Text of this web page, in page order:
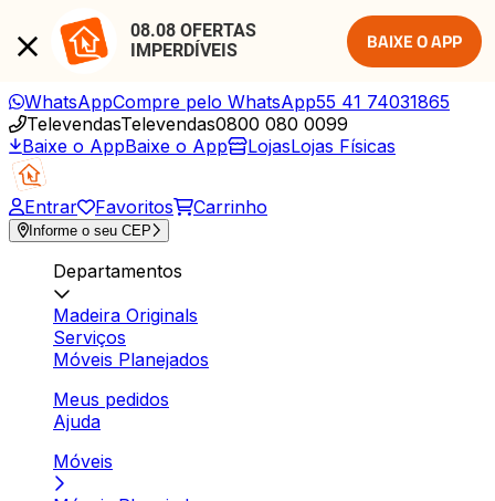
08.08 OFERTAS
IMPERDÍVEIS
BAIXE O APP
WhatsAppCompre pelo WhatsApp55 41 74031865
TelevendasTelevendas0800 080 0099
Baixe o AppBaixe o App LojasLojas Físicas
Entrar Favoritos Carrinho
Informe o seu CEP
Departamentos
Madeira Originals
Serviços
Móveis Planejados
Meus pedidos
Ajuda
Móveis